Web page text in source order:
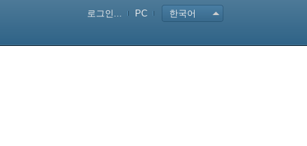
로그인... PC 한국어